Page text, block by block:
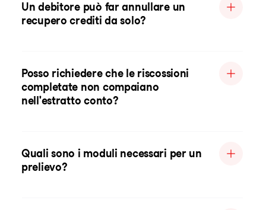
Un debitore può far annullare un
recupero crediti da solo?
Posso richiedere che le riscossioni
completate non compaiano
nell'estratto conto?
Quali sono i moduli necessari per un
prelievo?